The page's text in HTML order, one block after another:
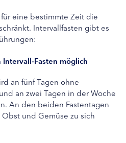
eine bestimmte Zeit die
Intervallfasten gibt es
Fasten möglich
an fünf Tagen ohne
an zwei Tagen in der Woche
An den beiden Fastentagen
und Gemüse zu sich